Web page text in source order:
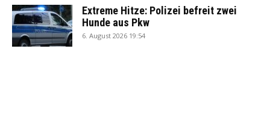
Extreme Hitze: Polizei befreit zwei
Hunde aus Pkw
6. August 2026 19:54